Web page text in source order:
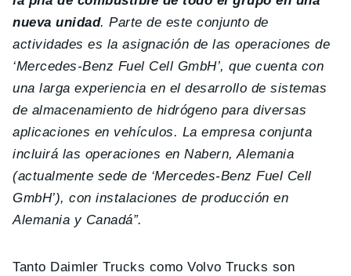
nueva unidad. Parte de este conjunto de
actividades es la asignación de las operaciones de
‘Mercedes-Benz Fuel Cell GmbH’, que cuenta con
una larga experiencia en el desarrollo de sistemas
de almacenamiento de hidrógeno para diversas
aplicaciones en vehículos. La empresa conjunta
incluirá las operaciones en Nabern, Alemania
(actualmente sede de ‘Mercedes-Benz Fuel Cell
GmbH’), con instalaciones de producción en
Alemania y Canadá”.
Tanto Daimler Trucks como Volvo Trucks son